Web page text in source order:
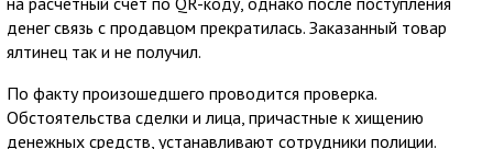
денег связь с продавцом прекратилась. Заказанный товар
ялтинец так и не получил.
По факту произошедшего проводится проверка.
Обстоятельства сделки и лица, причастные к хищению
денежных средств, устанавливают сотрудники полиции.